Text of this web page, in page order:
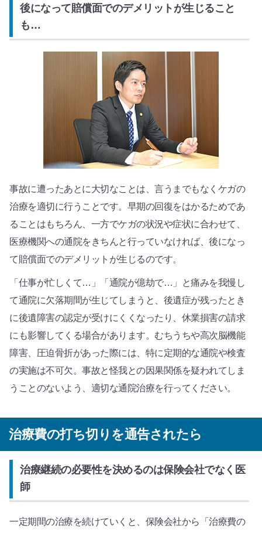
後になって賠償面でのデメリットが生じること
も…
事故に遭ったあとに大切なことは、言うまでもなくケガの
治療を適切に行うことです。早期の回復をはかるためであ
ることはもちろん、一方でケガの状況や症状に合わせて、
医療機関への通院をきちんと行っていなければ、後になっ
て賠償面でのデメリットが生じるのです。
「仕事が忙しくて…」「通院が億劫で…」と痛みを我慢し
て通院に欠落期間が生じてしまうと、後遺症が残ったとき
に後遺障害の認定が受けにくくなったり、休業損害の請求
にも影響してくる場合があります。むちうちや高次脳機能
障害、圧迫骨折があった際には、特に定期的な通院や検査
の実施は不可欠。事故と怪我との因果関係を疑われてしま
うことのないよう、適切な通院治療を行ってください。
治療費の打ち切りを通告されたら
治療継続の必要性を決めるのは保険会社でなく医
師
一定期間の治療を続けていくと、保険会社から「治療費の